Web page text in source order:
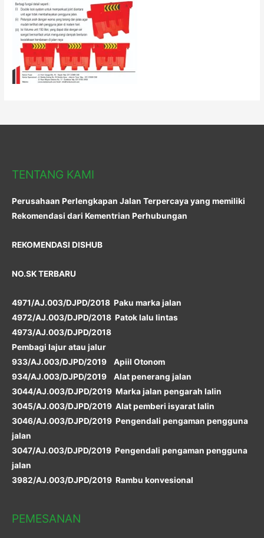
TENTANG KAMI
Perusahaan Perlengkapan Jalan Terpercaya yang memiliki
Rekomendasi dari Kementrian Perhubungan
REKOMENDASI DISHUB
NO.SK TERBARU
4971/AJ.003/DJPD/2018 Paku marka jalan
4972/AJ.003/DJPD/2018 Patok lalu lintas
4973/AJ.003/DJPD/2018
Pembagi lajur atau jalur
933/AJ.003/DJPD/2019 Apiil Otonom
934/AJ.003/DJPD/2019 Alat penerang jalan
3044/AJ.003/DJPD/2019 Marka jalan pengarah lalin
3045/AJ.003/DJPD/2019 Alat pemberi isyarat lalin
3046/AJ.003/DJPD/2019 Pengendali pengaman pengguna
jalan
3047/AJ.003/DJPD/2019 Pengendali pengaman pengguna
jalan
3982/AJ.003/DJPD/2019 Rambu konvesional
PEMESANAN